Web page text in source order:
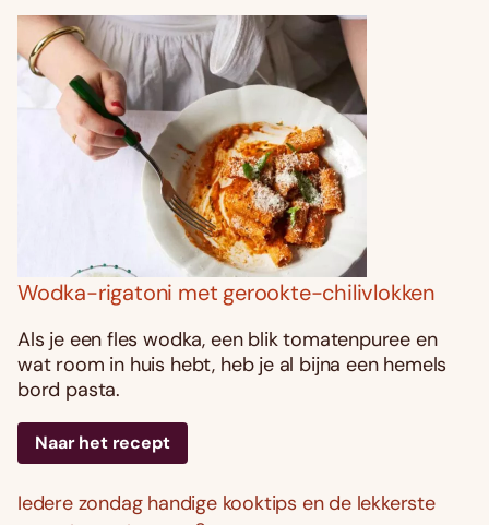
Wodka-rigatoni met gerookte-chilivlokken
Als je een fles wodka, een blik tomatenpuree en
wat room in huis hebt, heb je al bijna een hemels
bord pasta.
Naar het recept
Iedere zondag handige kooktips en de lekkerste